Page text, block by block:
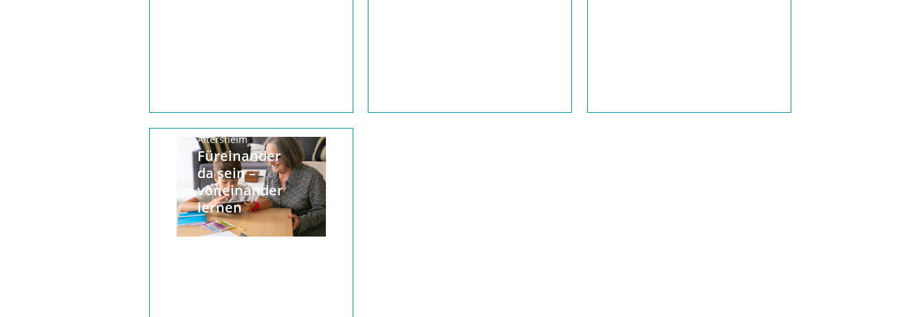
Altersheim
Füreinander
da sein –
voneinander
lernen